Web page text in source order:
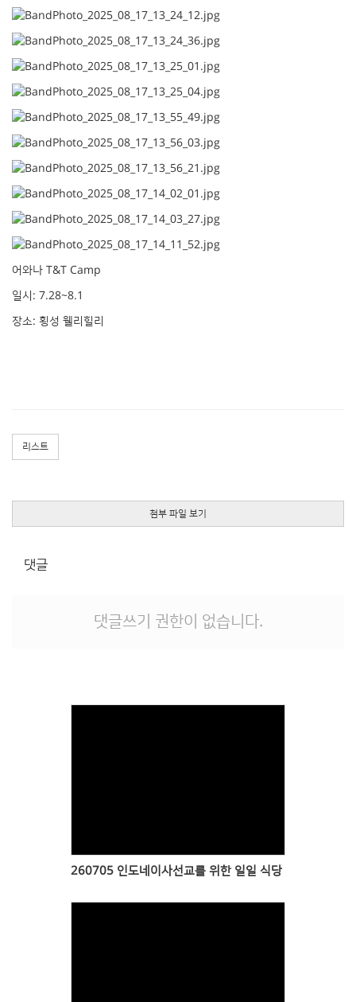
어와나 T&T Camp
일시: 7.28~8.1
장소: 횡성 웰리힐리
리스트
첨부 파일 보기
댓글
댓글쓰기 권한이 없습니다.
260705 인도네이사선교를 위한 일일 식당